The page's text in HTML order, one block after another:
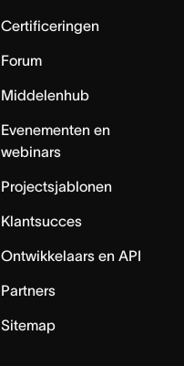
Certificeringen
Forum
Middelenhub
Evenementen en
webinars
Projectsjablonen
Klantsucces
Ontwikkelaars en API
Partners
Sitemap